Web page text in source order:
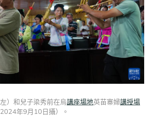
）和兒子梁秀前在烏講座場地英苗寨婦講授場
年9月10日攝）。